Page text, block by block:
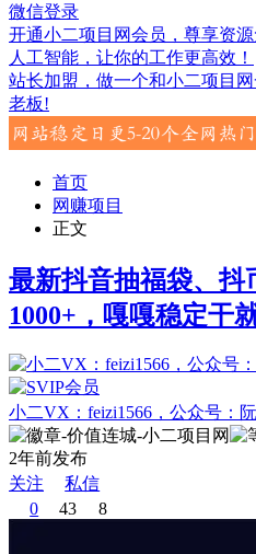
微信登录
开通小二项目网会员，尊享资
人工智能，让你的工作更高效！
站长加盟，做一个和小二项目
老板!
首页
网赚项目
正文
最新抖音抽福袋、抖
1000+，嘎嘎稳定干
小二VX：feizi1566，公众号：
2年前发布
关注
私信
0
43 8